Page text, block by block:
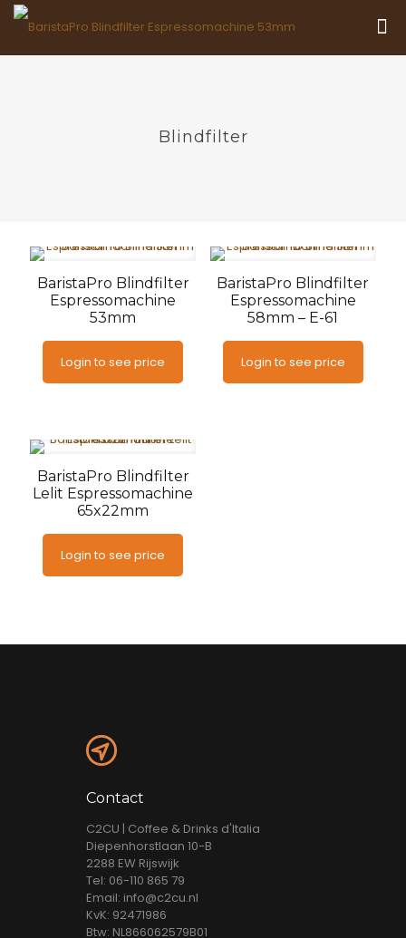
Blindfilter
BaristaPro Blindfilter
Espressomachine
53mm
Login to see price
BaristaPro Blindfilter
Espressomachine
58mm – E-61
Login to see price
BaristaPro Blindfilter
Lelit Espressomachine
65x22mm
Login to see price
Contact
C2CU | Coffee & Drinks d'Italia
Diepenhorstlaan 10-B
2288 EW Rijswijk
Tel: 06-110 865 79
Email: info@c2cu.nl
KvK: 92471986
Btw: NL866062579B01